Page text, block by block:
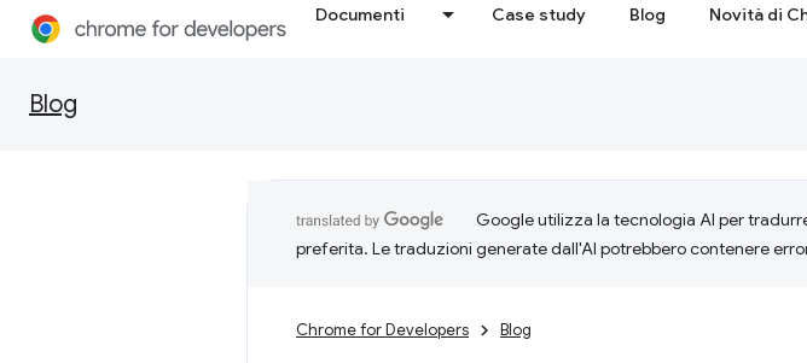
Documenti Case study Blog Novità di
Blog
Google utilizza la tecnologia AI per
preferita. Le traduzioni generate dall'AI potrebbero contenere
Chrome for Developers Blog